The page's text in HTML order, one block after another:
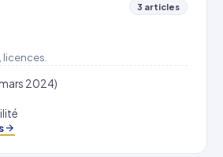
3 articles
licences.
2024)